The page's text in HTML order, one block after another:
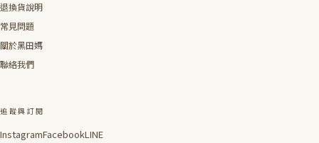
退換貨說明
常見問題
關於黑田媽
聯絡我們
追蹤與訂閱
InstagramFacebookLINE